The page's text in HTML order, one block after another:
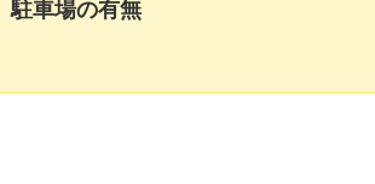
駐車場の有無